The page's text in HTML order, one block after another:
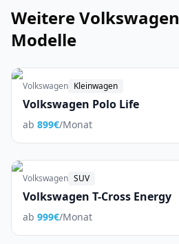
WeitereVolkswagen
Modelle
Volkswagen Kleinwagen
Volkswagen Polo Life
ab 899€/Monat
Volkswagen SUV
Volkswagen T-Cross Energy
ab 999€/Monat